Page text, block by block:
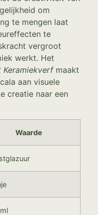
om
te mengen laat
te
vergroot
werkt. Het
maakt
aan visuele
creatie naar een
Waarde